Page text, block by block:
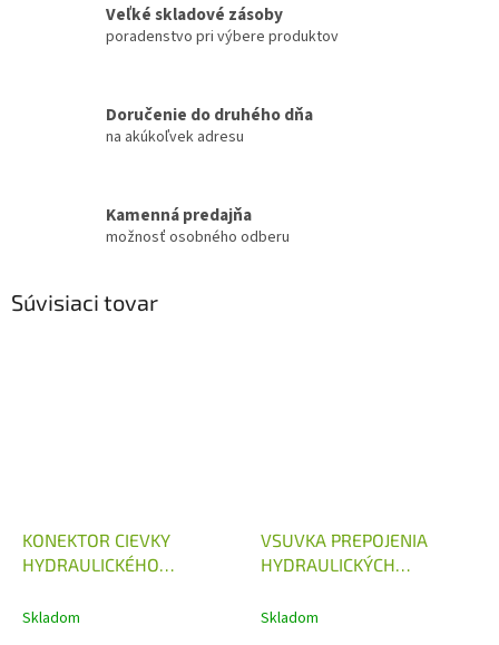
Veľké skladové zásoby
poradenstvo pri výbere produktov
Doručenie do druhého dňa
na akúkoľvek adresu
Kamenná predajňa
možnosť osobného odberu
Súvisiaci tovar
KONEKTOR CIEVKY
HYDRAULICKÉHO
Skladom
VSUVKA PREPOJENIA
HYDRAULICKÝCH
Skladom